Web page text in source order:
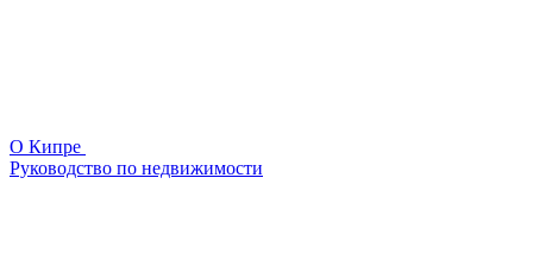
О Кипре
Руководство по недвижимости